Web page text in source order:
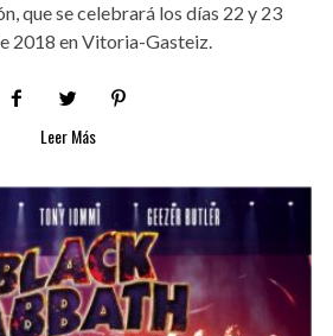
que se celebrará los días 22 y 23
2018 en Vitoria-Gasteiz.
Leer Más